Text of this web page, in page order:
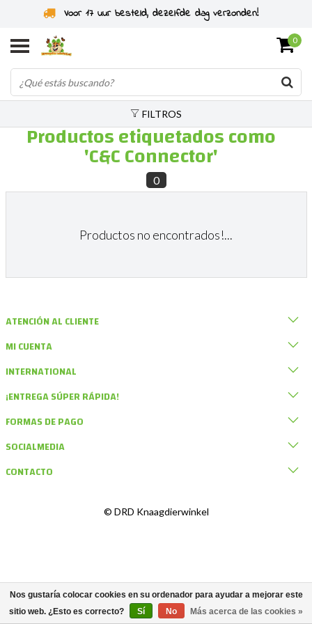
Voor 17 uur besteld, dezelfde dag verzonden!
0
FILTROS
Productos etiquetados como
'C&C Connector'
0
Productos no encontrados!...
ATENCIÓN AL CLIENTE
MI CUENTA
INTERNATIONAL
¡ENTREGA SÚPER RÁPIDA!
FORMAS DE PAGO
SOCIALMEDIA
CONTACTO
© DRD Knaagdierwinkel
Nos gustaría colocar cookies en su ordenador para ayudar a mejorar este
sitio web. ¿Esto es correcto?
Sí No Más acerca de las cookies »